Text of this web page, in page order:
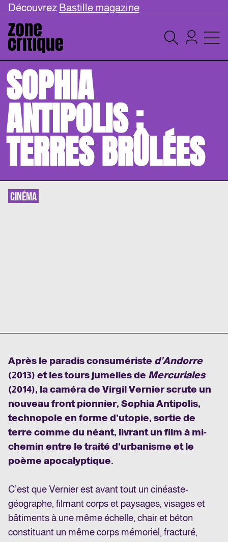
Découvrez Bastille magazine
SOPHIA
ANTIPOLIS :
TERRES BRÛLÉES
CINÉMA
Après le paradis consumériste d’Andorre
(2013) et les tours jumelles de Mercuriales
(2014), la caméra de Virgil Vernier scrute un
nouveau front pionnier, Sophia Antipolis,
technopole en forme d’utopie, sortie de
terre comme du néant, livrant un film à mi-
chemin entre le traité d’urbanisme et le
poème apocalyptique.
C’est que Vernier est avant tout un cinéaste-
géographe, filmant corps et paysages, visages et
bâtiments à une même échelle, chair et béton
constituant un même corps mémoriel, fracturé,